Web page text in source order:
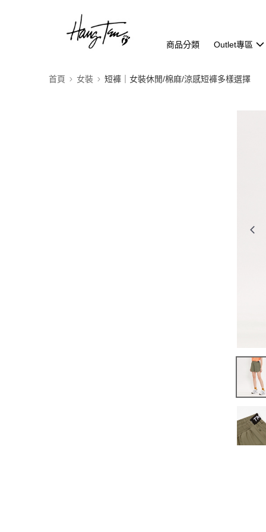
商品分類 Outlet專區
首頁 女裝 短褲｜女裝休閒/棉麻/涼感短褲多樣選擇